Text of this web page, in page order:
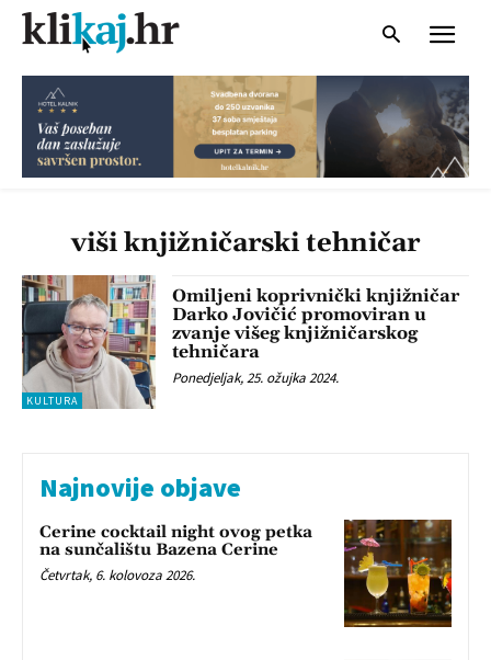
viši knjižničarski tehničar
KULTURA
Omiljeni koprivnički knjižničar
Darko Jovičić promoviran u
zvanje višeg knjižničarskog
tehničara
Ponedjeljak, 25. ožujka 2024.
Najnovije objave
Cerine cocktail night ovog petka
na sunčalištu Bazena Cerine
Četvrtak, 6. kolovoza 2026.